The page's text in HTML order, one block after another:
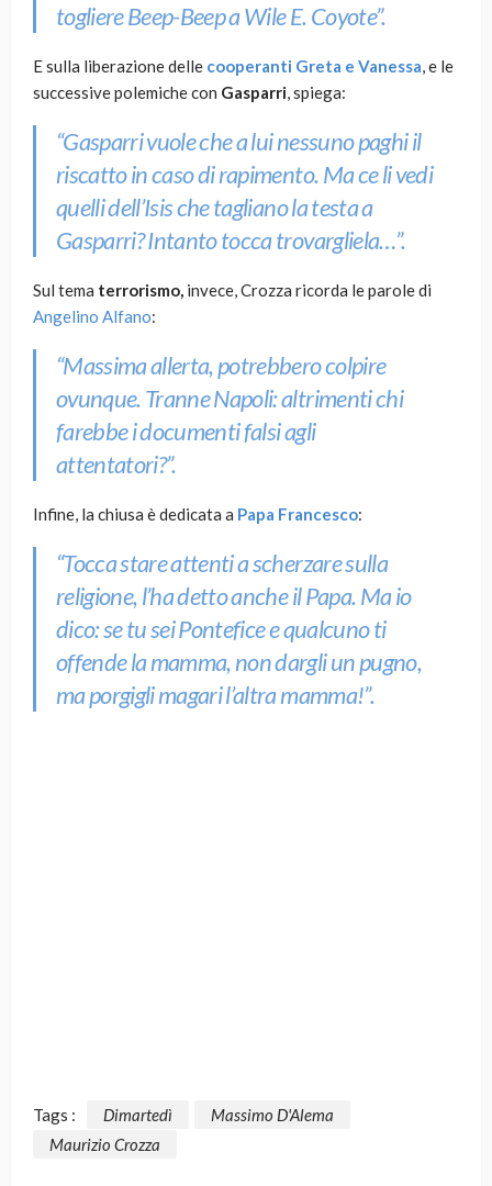
togliere Beep-Beep a Wile E. Coyote”.
E sulla liberazione delle cooperanti Greta e Vanessa, e le
successive polemiche con Gasparri, spiega:
“Gasparri vuole che a lui nessuno paghi il
riscatto in caso di rapimento. Ma ce li vedi
quelli dell’Isis che tagliano la testa a
Gasparri? Intanto tocca trovargliela…”.
Sul tema terrorismo, invece, Crozza ricorda le parole di
Angelino Alfano:
“Massima allerta, potrebbero colpire
ovunque. Tranne Napoli: altrimenti chi
farebbe i documenti falsi agli
attentatori?”.
Infine, la chiusa è dedicata a Papa Francesco:
“Tocca stare attenti a scherzare sulla
religione, l’ha detto anche il Papa. Ma io
dico: se tu sei Pontefice e qualcuno ti
offende la mamma, non dargli un pugno,
ma porgigli magari l’altra mamma!”.
Tags : Dimartedì
Massimo D'Alema
Maurizio Crozza